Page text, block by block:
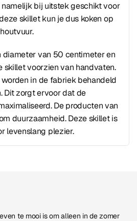
bij uitstek geschikt voor
skillet kun je dus koken op
diameter van 50 centimeter en
skillet voorzien van handvaten.
in de fabriek behandeld
Dit zorgt ervoor dat de
De producten van
duurzaamheid. Deze skillet is
levenslang plezier.
te mooi is om alleen in de zomer